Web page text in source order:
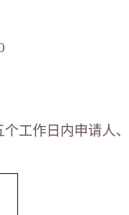
工作日内申请人